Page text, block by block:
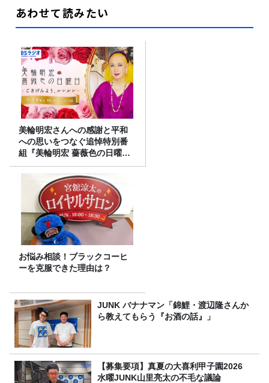
あわせて読みたい
美輪明宏さんへの感謝と平和
への思いをつなぐ追悼特別番
組『美輪明宏 薔薇色の日曜日
～ごきげんよう、ルンルン
～』8/9（日）16時放送
お悩み相談！ブラックコーヒ
ーを克服できた理由は？
JUNK バナナマン「錦鯉・渡辺隆さんか
ら教えてもらう『お酒の話』」
【募集要項】真夏の大喜利甲子園2026
水曜JUNK山里亮太の不毛な議論